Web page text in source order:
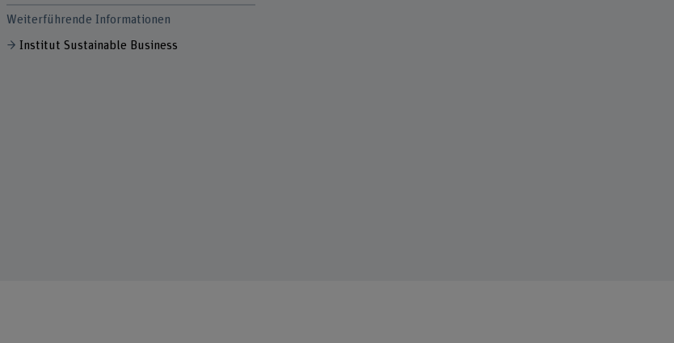
Weiterführende Informationen
Institut Sustainable Business